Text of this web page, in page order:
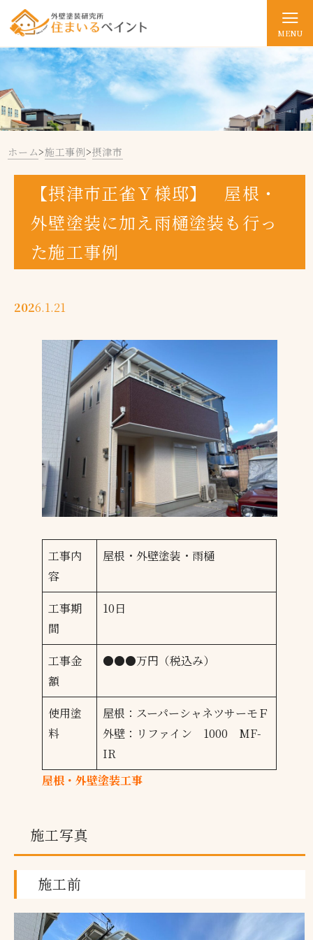
MENU
ホーム>施工事例>摂津市
【摂津市正雀Ｙ様邸】 屋根・
外壁塗装に加え雨樋塗装も行っ
た施工事例
2026.1.21
工事内
容
屋根・外壁塗装・雨樋
工事期
間
10日
工事金
額
●●●万円（税込み）
使用塗
料
屋根：スーパーシャネツサーモＦ
外壁：リファイン 1000 MF-
IR
屋根・外壁塗装工事
施工写真
施工前